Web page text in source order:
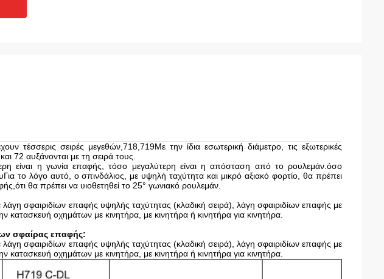
τέσσερις σειρές μεγεθών,718,719Με την ίδια εσωτερική διάμετρο, τις εξωτερικές
72 αυξάνονται με τη σειρά τους.
είναι η γωνία επαφής, τόσο μεγαλύτερη είναι η απόσταση από το ρουλεμάν.όσο
το λόγο αυτό, ο σπινδάλιος, με υψηλή ταχύτητα και μικρό αξιακό φορτίο, θα πρέπει
θα πρέπει να υιοθετηθεί το 25° γωνιακό ρουλεμάν.
σφαιριδίων επαφής υψηλής ταχύτητας (κλαδική σειρά), λάγη σφαιριδίων επαφής με
κατασκευή οχημάτων με κινητήρα, με κινητήρα ή κινητήρα για κινητήρα.
σφαίρας επαφής:
σφαιριδίων επαφής υψηλής ταχύτητας (κλαδική σειρά), λάγη σφαιριδίων επαφής με
κατασκευή οχημάτων με κινητήρα, με κινητήρα ή κινητήρα για κινητήρα.